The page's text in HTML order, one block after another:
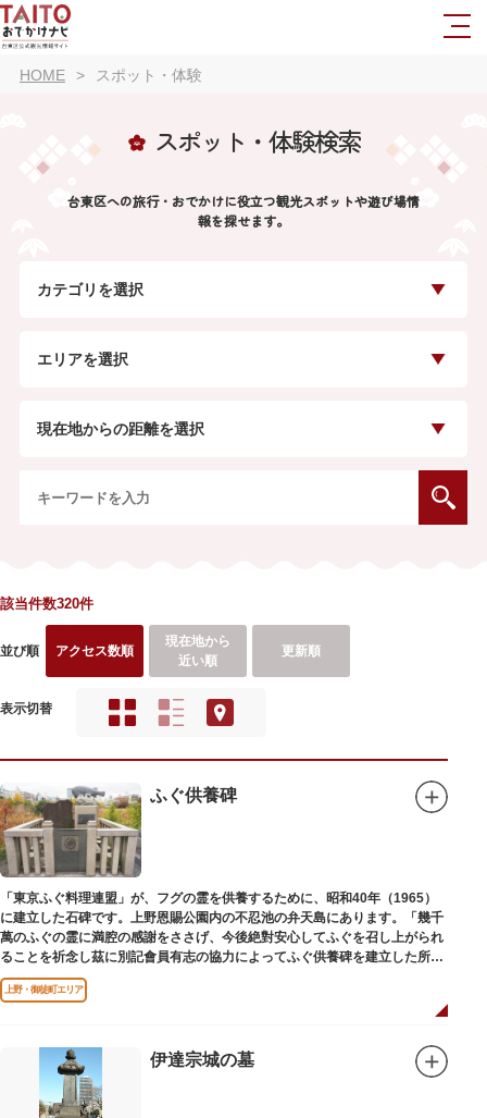
HOME スポット・体験
スポット・体験検索
台東区への旅行・おでかけに役立つ観光スポットや遊び場情
報を探せます。
カテゴリを選択
エリアを選択
現在地からの距離を選択
該当件数320件
並び順 アクセス数順
現在地から
近い順
更新順
表示切替
ふぐ供養碑
「東京ふぐ料理連盟」が、フグの霊を供養するために、昭和40年（1965）
に建立した石碑です。上野恩賜公園内の不忍池の弁天島にあります。「幾千
萬のふぐの霊に満腔の感謝をささげ、今後絶對安心してふぐを召し上がられ
ることを祈念し茲に別記會員有志の協力によってふぐ供養碑を建立した所以
であります」と刻まれています。
上野・御徒町エリア
伊達宗城の墓